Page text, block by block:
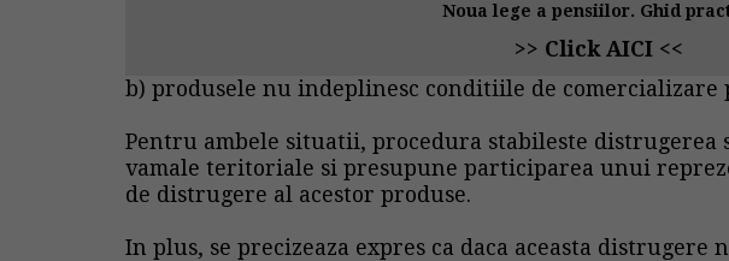
Noua lege a pensiilor. Ghid
>> Click AICI <<
b) produsele nu indeplinesc conditiile de comercializare
Pentru ambele situatii, procedura stabileste
vamale teritoriale si presupune participarea unui
de distrugere al acestor produse.
In plus, se precizeaza expres ca daca aceasta distrugere